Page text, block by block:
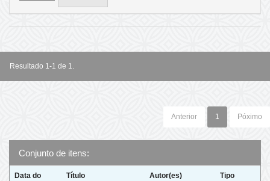
Resultado 1-1 de 1.
Anterior 1 Póximo
Conjunto de itens:
Data do
Título Autor(es) Tipo